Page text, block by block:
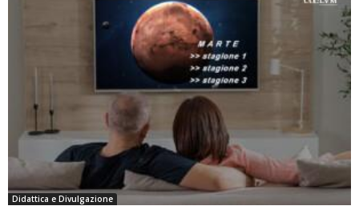
Didattica e Divulgazione